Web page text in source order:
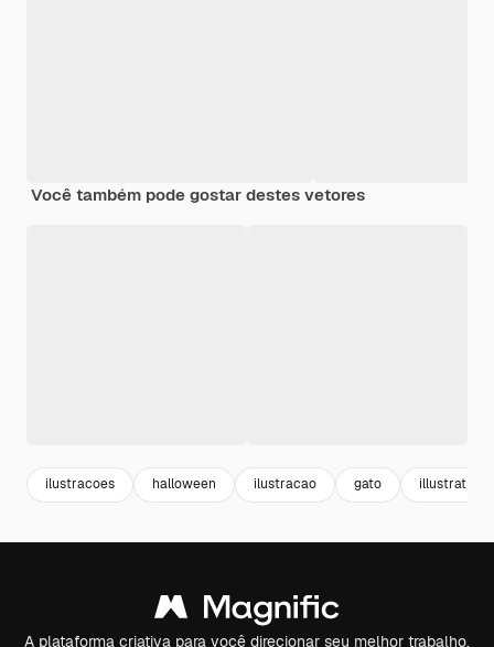
Você também pode gostar destes vetores
ilustracoes halloween ilustracao gato illustration
A plataforma criativa para você direcionar seu melhor trabalho.